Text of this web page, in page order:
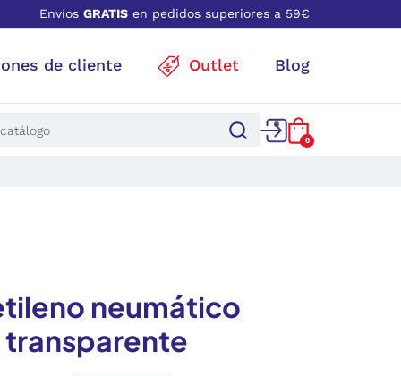
Envíos GRATIS en pedidos superiores a 59€
de cliente Outlet Blog
0
neumático
transparente